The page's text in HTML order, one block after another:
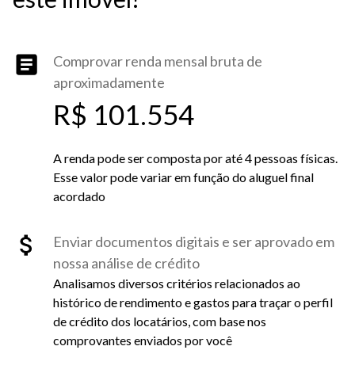
Comprovar renda mensal bruta de
aproximadamente
R$ 101.554
A renda pode ser composta por até 4 pessoas físicas.
Esse valor pode variar em função do aluguel final
acordado
Enviar documentos digitais e ser aprovado em
nossa análise de crédito
Analisamos diversos critérios relacionados ao
histórico de rendimento e gastos para traçar o perfil
de crédito dos locatários, com base nos
comprovantes enviados por você